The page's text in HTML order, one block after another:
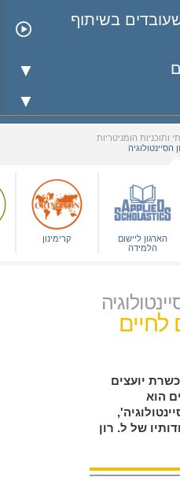
בשיתוף
ותוכניות הומניטריות
הסיינטולוגיה
הארגון ליישום
הלמידה
קרימינון
לחיים
יועצים
הוא
של ל. רון